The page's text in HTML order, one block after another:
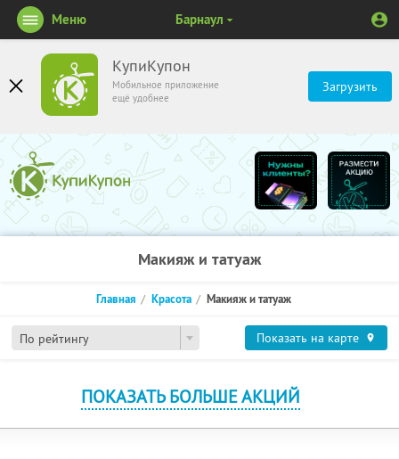
КупиКупон
Мобильное приложение
ещё удобнее
Загрузить
Меню Барнаул
Макияж и татуаж
По рейтингу
Главная Красота Макияж и татуаж
Показать на карте
ПОКАЗАТЬ БОЛЬШЕ АКЦИЙ